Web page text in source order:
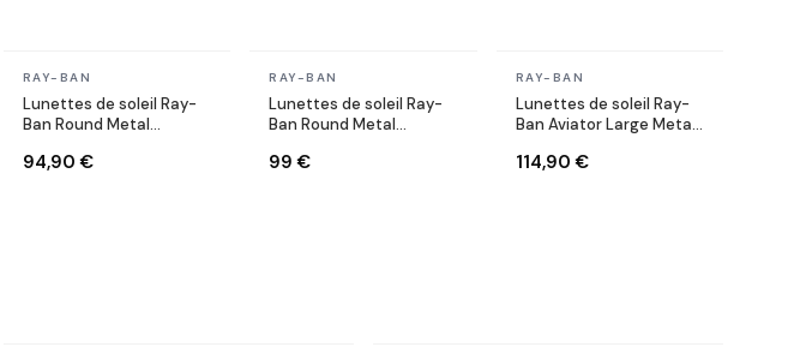
En stock
RAY-BAN
Lunettes de soleil Ray-
Ban Round Metal
Rondes bronze cuivre
94,90 €
En stock
RAY-BAN
Lunettes de soleil Ray-
Ban Round Metal
dorés or
99 €
En stock
RAY-BAN
Lunettes de soleil Ray-
Ban Aviator Large Metal
polarisés
114,90 €